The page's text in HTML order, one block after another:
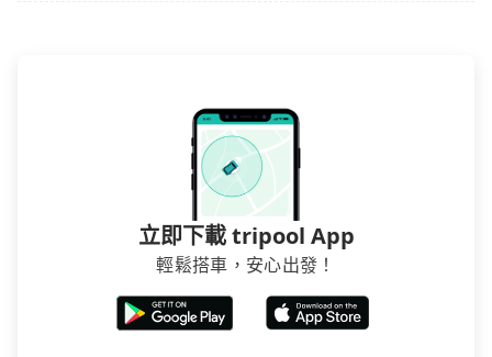
立即下載 tripool App
輕鬆搭車，安心出發！